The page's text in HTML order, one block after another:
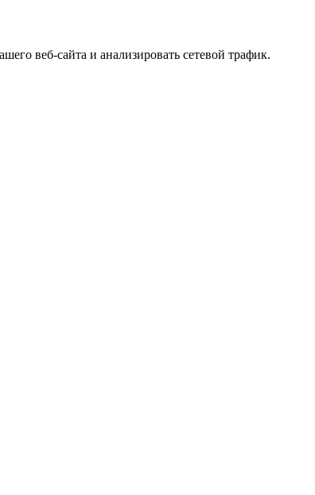
веб-сайта и анализировать сетевой трафик.